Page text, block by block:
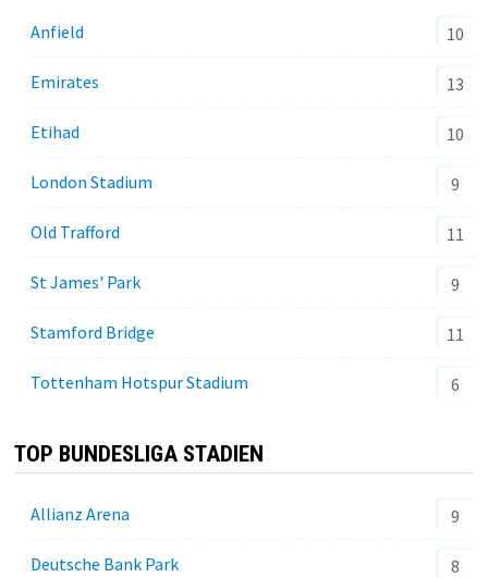
Anfield 10
Emirates 13
Etihad 10
London Stadium 9
Old Trafford 11
St James' Park 9
Stamford Bridge 11
Tottenham Hotspur Stadium 6
TOP BUNDESLIGA STADIEN
Allianz Arena 9
Deutsche Bank Park 8